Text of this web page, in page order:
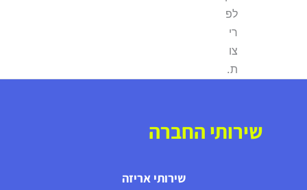
לפ
רי
צו
ת.
שירותי החברה
שירותי אריזה